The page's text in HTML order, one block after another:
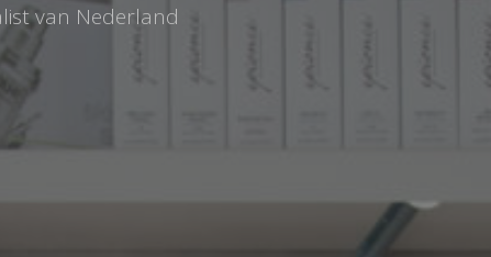
van Nederland